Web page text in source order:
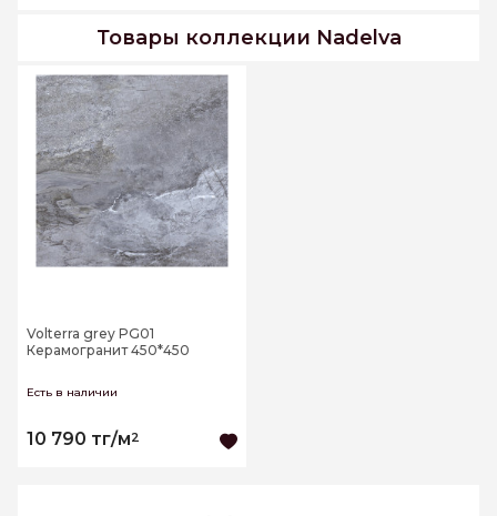
Товары коллекции Nadelva
Volterra grey PG01
Керамогранит 450*450
Есть в наличии
10 790 тг/м2